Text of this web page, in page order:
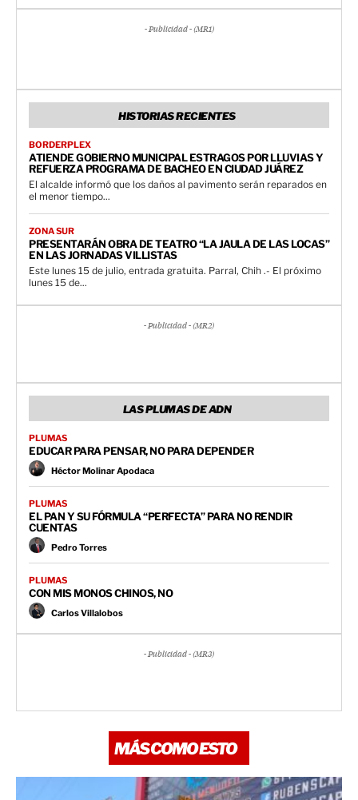
- Publicidad - (MR1)
HISTORIAS RECIENTES
BORDERPLEX
ATIENDE GOBIERNO MUNICIPAL ESTRAGOS POR LLUVIAS Y
REFUERZA PROGRAMA DE BACHEO EN CIUDAD JUÁREZ
El alcalde informó que los daños al pavimento serán reparados en
el menor tiempo...
ZONA SUR
PRESENTARÁN OBRA DE TEATRO “LA JAULA DE LAS LOCAS”
EN LAS JORNADAS VILLISTAS
Este lunes 15 de julio, entrada gratuita. Parral, Chih .- El próximo
lunes 15 de...
- Publicidad - (MR2)
LAS PLUMAS DE ADN
PLUMAS
EDUCAR PARA PENSAR, NO PARA DEPENDER
Héctor Molinar Apodaca
PLUMAS
EL PAN Y SU FÓRMULA “PERFECTA” PARA NO RENDIR
CUENTAS
Pedro Torres
PLUMAS
CON MIS MONOS CHINOS, NO
Carlos Villalobos
- Publicidad - (MR3)
MÁS COMO ESTO